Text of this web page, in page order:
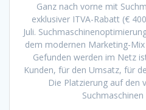
Ganz nach vorne mit
exklusiver ITVA-Rabatt (€
Juli.
dem modernen Marketing-
Gefunden werden im Netz
Kunden, für den Umsatz, für
Die Platzierung auf den